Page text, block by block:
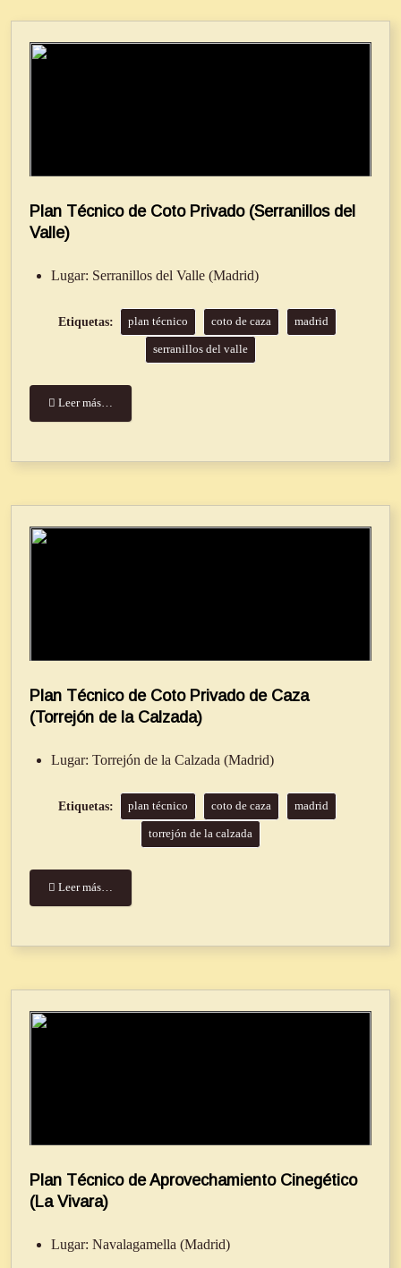
Plan Técnico de Coto Privado (Serranillos del
Valle)
Lugar: Serranillos del Valle (Madrid)
plan técnico coto de caza madrid
serranillos del valle
Leer más…
Plan Técnico de Coto Privado de Caza
(Torrejón de la Calzada)
Lugar: Torrejón de la Calzada (Madrid)
plan técnico coto de caza madrid
torrejón de la calzada
Leer más…
Plan Técnico de Aprovechamiento Cinegético
(La Vivara)
Lugar: Navalagamella (Madrid)